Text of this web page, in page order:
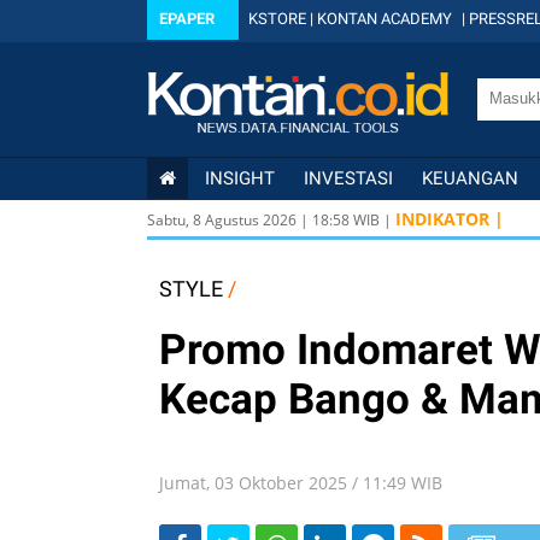
EPAPER KSTORE | KONTAN ACADEMY |
INSIGHT INVESTASI KEUANGAN
Sabtu, 8 Agustus 2026 | 18:58WIB | INDIKATOR |
STYLE /
Promo Indomaret
Kecap Bango &
Jumat, 03 Oktober 2025 / 11:49 WIB